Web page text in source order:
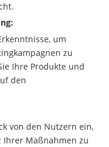
um
zu
Ihre Produkte und
den
von den Nutzern ein,
Ihrer Maßnahmen zu